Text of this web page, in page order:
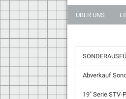
ÜBER UNS
Abverkauf
19" Serie STV-